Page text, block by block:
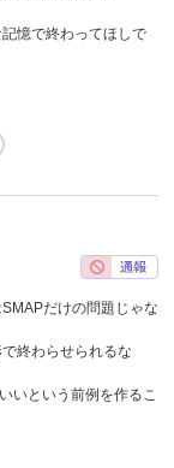
憶で終わってほしで
だけの問題じゃな
終わらせられるな
いという前例を作るこ